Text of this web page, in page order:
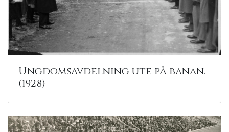
Ungdomsavdelning ute på banan.
(1928)